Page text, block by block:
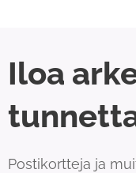
Iloa
Postikortteja ja